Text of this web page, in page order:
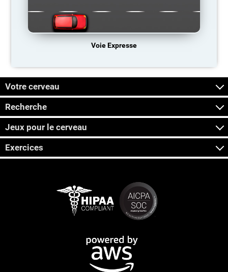
Voie Expresse
Votre cerveau
Recherche
Jeux pour le cerveau
Exercices